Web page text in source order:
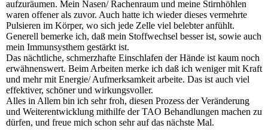
aufzuräumen. Mein Nasen/ Rachenraum und meine Stirnhöhlen
waren offener als zuvor. Auch hatte ich wieder dieses vermehrte
Pulsieren im Körper, wo sich jede Zelle viel belebter anfühlt.
Generell bemerke ich, daß mein Stoffwechsel besser ist, sowie auch
mein Immunsysthem gestärkt ist.
Das nächtliche, schmerzhafte Einschlafen der Hände ist kaum noch
erwähnenswert. Beim Arbeiten merke ich daß ich weniger mit Kraft
und mehr mit Energie/ Aufmerksamkeit arbeite. Das ist auch viel
effektiver, schöner und wirkungsvoller.
Alles in Allem bin ich sehr froh, diesen Prozess der Veränderung
und Weiterentwicklung mithilfe der TAO Behandlungen machen zu
dürfen, und freue mich schon sehr auf das nächste Mal.